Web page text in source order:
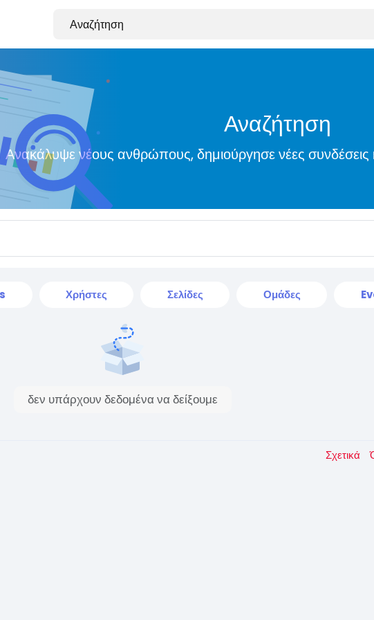
Αναζήτηση
Ανακάλυψε νέους ανθρώπους, δημιούργησε νέες συνδέσεις
Χρήστες Σελίδες Ομάδες
δεν υπάρχουν δεδομένα να δείξουμε
Σχετικά